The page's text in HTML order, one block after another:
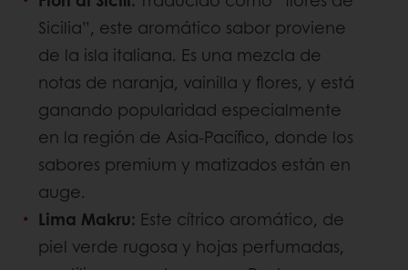
Sicilia”, este aromático sabor proviene
de la isla italiana. Es una mezcla de
notas de naranja, vainilla y flores, y está
ganando popularidad especialmente
en la región de Asia-Pacífico, donde los
sabores premium y matizados están en
auge.
Lima Makru: Este cítrico aromático, de
piel verde rugosa y hojas perfumadas,